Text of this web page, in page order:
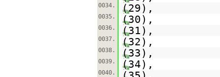
0034. (29),
0035. (30),
0036. (31),
0037. (32),
0038. (33),
0039. (34),
0040.